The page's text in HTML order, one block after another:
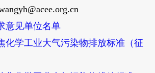
意见单位名单
化学工业大气污染物排放标准（征